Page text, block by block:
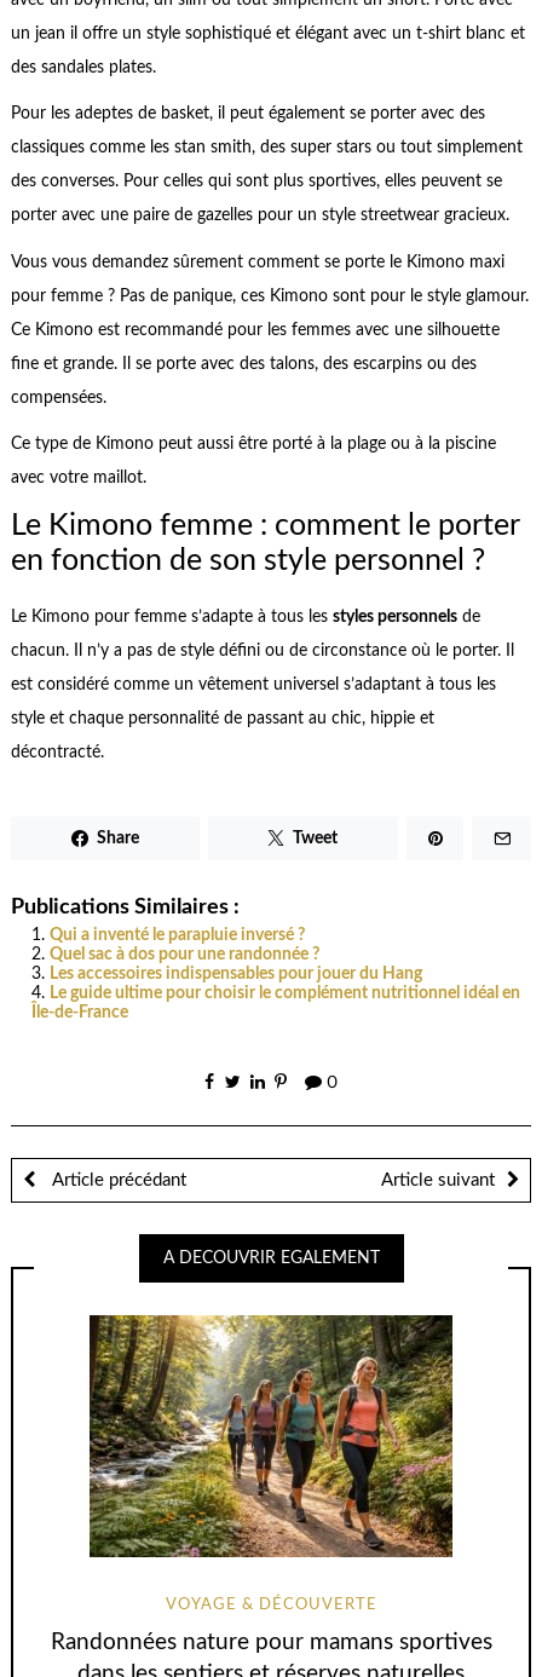
un jean il offre un style sophistiqué et élégant avec un t-shirt blanc et
des sandales plates.
Pour les adeptes de basket, il peut également se porter avec des
classiques comme les stan smith, des super stars ou tout simplement
des converses. Pour celles qui sont plus sportives, elles peuvent se
porter avec une paire de gazelles pour un style streetwear gracieux.
Vous vous demandez sûrement comment se porte le Kimono maxi
pour femme ? Pas de panique, ces Kimono sont pour le style glamour.
Ce Kimono est recommandé pour les femmes avec une silhouette
fine et grande. Il se porte avec des talons, des escarpins ou des
compensées.
Ce type de Kimono peut aussi être porté à la plage ou à la piscine
avec votre maillot.
Le Kimono femme : comment le porter
en fonction de son style personnel ?
Le Kimono pour femme s’adapte à tous les styles personnelsde
chacun. Il n’y a pas de style défini ou de circonstance où le porter. Il
est considéré comme un vêtement universel s’adaptant à tous les
style et chaque personnalité de passant au chic, hippie et
décontracté.
Share Tweet
Publications Similaires :
Qui a inventé le parapluie inversé ?
Quel sac à dos pour une randonnée ?
Les accessoires indispensables pour jouer du Hang
Le guide ultime pour choisir le complément nutritionnel idéal en
Île-de-France
0
Article précédant Article suivant
A DECOUVRIR EGALEMENT
VOYAGE & DÉCOUVERTE
Randonnées nature pour mamans sportives